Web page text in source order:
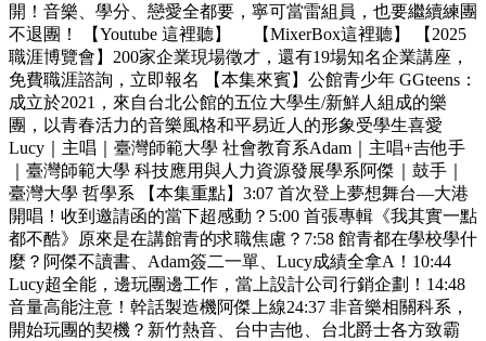
開！音樂、學分、戀愛全都要，寧可當雷組員，也要繼續練團
不退團！ 【Youtube 這裡聽】 【MixerBox這裡聽】 【2025
職涯博覽會】200家企業現場徵才，還有19場知名企業講座，
免費職涯諮詢，立即報名 【本集來賓】公館青少年 GGteens：
成立於2021，來自台北公館的五位大學生/新鮮人組成的樂
團，以青春活力的音樂風格和平易近人的形象受學生喜愛
Lucy｜主唱｜臺灣師範大學 社會教育系Adam｜主唱+吉他手
｜臺灣師範大學 科技應用與人力資源發展學系阿傑｜鼓手｜
臺灣大學 哲學系 【本集重點】3:07 首次登上夢想舞台—大港
開唱！收到邀請函的當下超感動？5:00 首張專輯《我其實一點
都不酷》原來是在講館青的求職焦慮？7:58 館青都在學校學什
麼？阿傑不讀書、Adam簽二一單、Lucy成績全拿A！10:44
Lucy超全能，邊玩團邊工作，當上設計公司行銷企劃！14:48
音量高能注意！幹話製造機阿傑上線24:37 非音樂相關科系，
開始玩團的契機？新竹熱音、台中吉他、台北爵士各方致霸